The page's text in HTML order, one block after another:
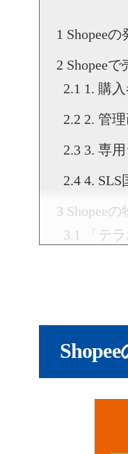
Shopee
Shopee
1. 購
2. 管
3. 専
4.
Shopee
「テ
②売上
③自宅
Shopee